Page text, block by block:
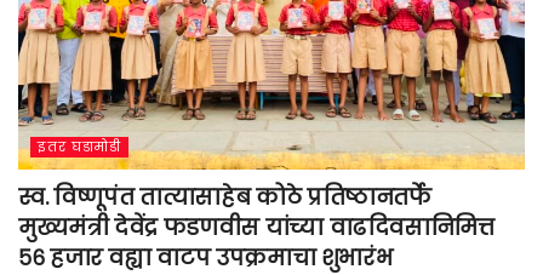
इतर घडामोडी
स्व. विष्णूपंत तात्यासाहेब कोठे प्रतिष्ठानतर्फे
मुख्यमंत्री देवेंद्र फडणवीस यांच्या वाढदिवसानिमित्त
५६ हजार वह्या वाटप उपक्रमाचा शुभारंभ